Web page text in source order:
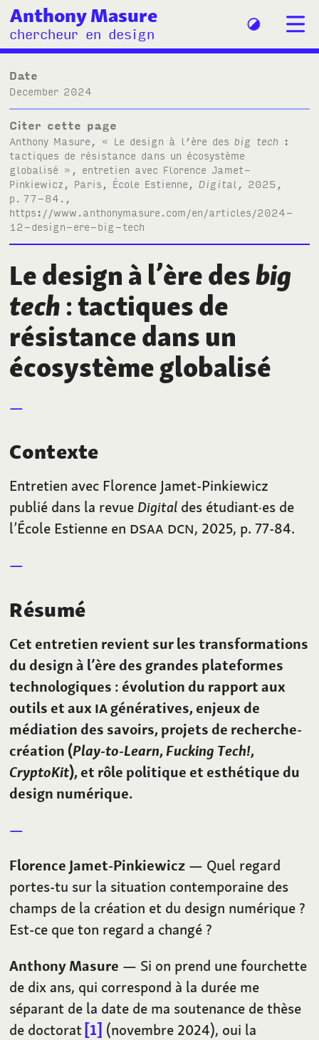
Anthony Masure
chercheur en design
Date
December 2024
Citer cette page
Anthony Masure, « Le design à l’ère des big tech :
tactiques de résistance dans un écosystème
globalisé », entretien avec Florence Jamet-
Pinkiewicz, Paris, École Estienne, Digital , 2025,
p. 77-84.,
https://www.anthonymasure.com/en/articles/2024-
12-design-ere-big-tech
Le design à l’ère desbig
tech : tactiques de
résistance dans un
écosystème globalisé
Contexte
Entretien avec Florence Jamet-Pinkiewicz
publié dans la revue Digital des étudiant·es de
l’École Estienne en DSAA DCN, 2025, p. 77-84.
Résumé
Cet entretien revient sur les transformations
du design à l’ère des grandes plateformes
technologiques : évolution du rapport aux
outils et aux IAgénératives, enjeux de
médiation des savoirs, projets de recherche-
création (Play-to-Learn,Fucking Tech!,
CryptoKit), et rôle politique et esthétique du
design numérique.
Florence Jamet-Pinkiewicz — Quel regard
portes-tu sur la situation contemporaine des
champs de la création et du design numérique ?
Est-ce que ton regard a changé ?
Anthony Masure — Si on prend une fourchette
de dix ans, qui correspond à la durée me
séparant de la date de ma soutenance de thèse
de doctorat 1 (novembre 2024), oui la